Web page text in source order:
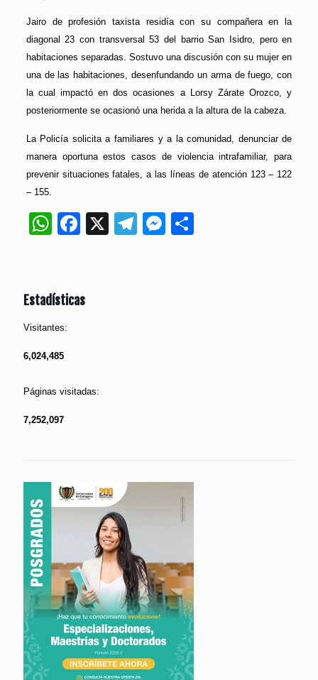
Jairo de profesión taxista residía con su compañera en la
diagonal 23 con transversal 53 del barrio San Isidro, pero en
habitaciones separadas. Sostuvo una discusión con su mujer en
una de las habitaciones, desenfundando un arma de fuego, con
la cual impactó en dos ocasiones a Lorsy Zárate Orozco, y
posteriormente se ocasionó una herida a la altura de la cabeza.
La Policía solicita a familiares y a la comunidad, denunciar de
manera oportuna estos casos de violencia intrafamiliar, para
prevenir situaciones fatales, a las líneas de atención 123 – 122
– 155.
WhatsApp
Facebook
X Telegram
Messenger
Estadísticas
Visitantes:
6,024,485
Páginas visitadas:
7,252,097